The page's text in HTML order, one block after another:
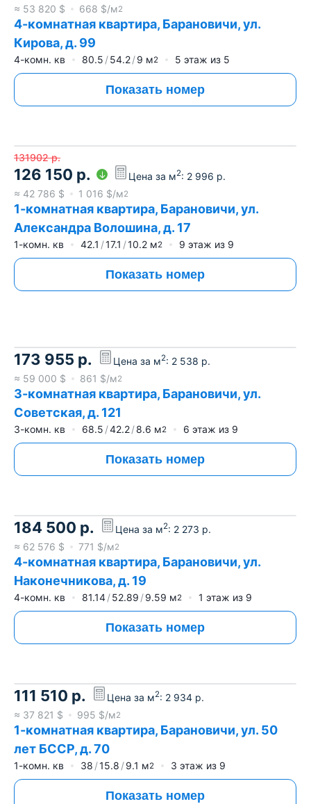
≈ 53 820 $ 668 $/м2
4-комнатная квартира, Барановичи, ул.
Кирова, д. 99
4-комн. кв 80.5 54.2 9 м2 5 этаж из 5
Показать номер
131902 р.
126 150 р. Цена за м2: 2 996 р.
≈ 42 786 $ 1 016 $/м2
1-комнатная квартира, Барановичи, ул.
Александра Волошина, д. 17
1-комн. кв 42.1 17.1 10.2 м2 9 этаж из 9
Показать номер
173 955 р. Цена за м2: 2 538 р.
≈ 59 000 $ 861 $/м2
3-комнатная квартира, Барановичи, ул.
Советская, д. 121
3-комн. кв 68.5 42.2 8.6 м2 6 этаж из 9
Показать номер
184 500 р. Цена за м2: 2 273 р.
≈ 62 576 $ 771 $/м2
4-комнатная квартира, Барановичи, ул.
Наконечникова, д. 19
4-комн. кв 81.14 52.89 9.59 м2 1 этаж из 9
Показать номер
111 510 р. Цена за м2: 2 934 р.
≈ 37 821 $ 995 $/м2
1-комнатная квартира, Барановичи, ул. 50
лет БССР, д. 70
1-комн. кв 38 15.8 9.1 м2 3 этаж из 9
Показать номер